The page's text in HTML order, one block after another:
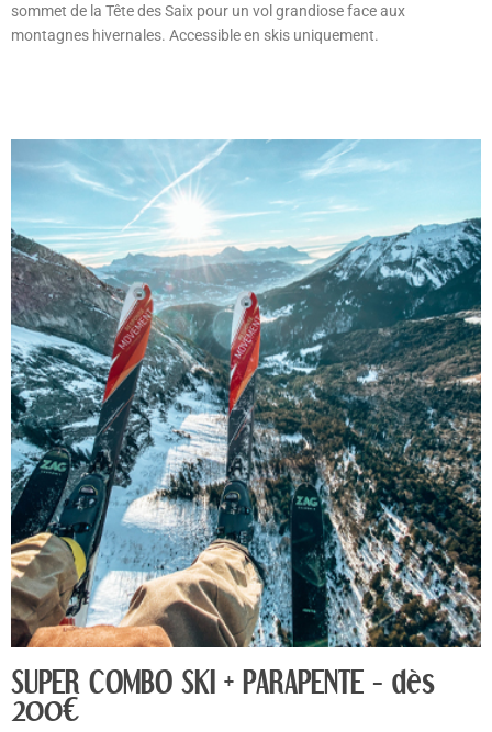
sommet de la Tête des Saix pour un vol grandiose face aux
montagnes hivernales. Accessible en skis uniquement.
SUPER COMBO SKI + PARAPENTE - dès
200€